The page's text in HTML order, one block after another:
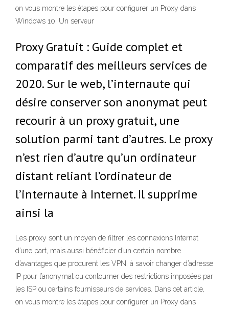
on vous montre les étapes pour configurer un Proxy dans
Windows 10. Un serveur
Proxy Gratuit : Guide complet et
comparatif des meilleurs services de
2020. Sur le web, l’internaute qui
désire conserver son anonymat peut
recourir à un proxy gratuit, une
solution parmi tant d’autres. Le proxy
n’est rien d’autre qu’un ordinateur
distant reliant l’ordinateur de
l’internaute à Internet. Il supprime
ainsi la
Les proxy sont un moyen de filtrer les connexions Internet
d’une part, mais aussi bénéficier d’un certain nombre
d’avantages que procurent les VPN, à savoir changer d’adresse
IP pour l’anonymat ou contourner des restrictions imposées par
les ISP ou certains fournisseurs de services. Dans cet article,
on vous montre les étapes pour configurer un Proxy dans